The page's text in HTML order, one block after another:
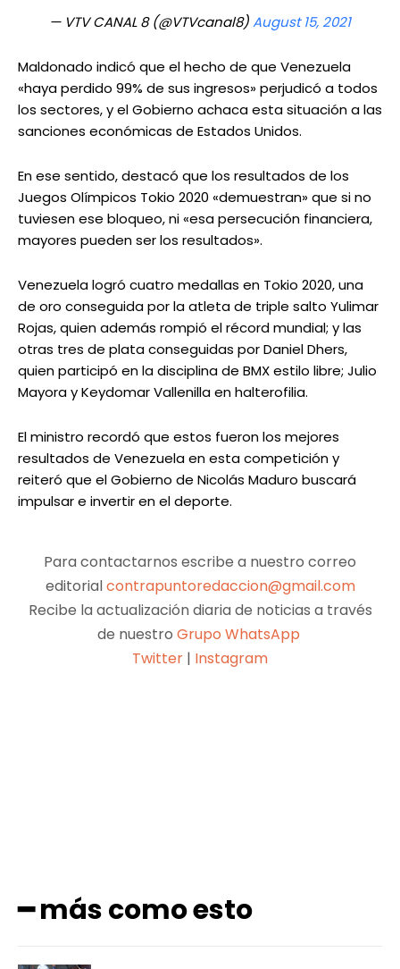
— VTV CANAL 8 (@VTVcanal8)August 15, 2021
Maldonado indicó que el hecho de que Venezuela
«haya perdido 99% de sus ingresos» perjudicó a todos
los sectores, y el Gobierno achaca esta situación a las
sanciones económicas de Estados Unidos.
En ese sentido, destacó que los resultados de los
Juegos Olímpicos Tokio 2020 «demuestran» que si no
tuviesen ese bloqueo, ni «esa persecución financiera,
mayores pueden ser los resultados».
Venezuela logró cuatro medallas en Tokio 2020, una
de oro conseguida por la atleta de triple salto Yulimar
Rojas, quien además rompió el récord mundial; y las
otras tres de plata conseguidas por Daniel Dhers,
quien participó en la disciplina de BMX estilo libre; Julio
Mayora y Keydomar Vallenilla en halterofilia.
El ministro recordó que estos fueron los mejores
resultados de Venezuela en esta competición y
reiteró que el Gobierno de Nicolás Maduro buscará
impulsar e invertir en el deporte.
Para contactarnos escribe a nuestro correo
editorialcontrapuntoredaccion@gmail.com
Recibe la actualización diaria de noticias a través
de nuestro Grupo WhatsApp
Twitter | Instagram
━ más como esto